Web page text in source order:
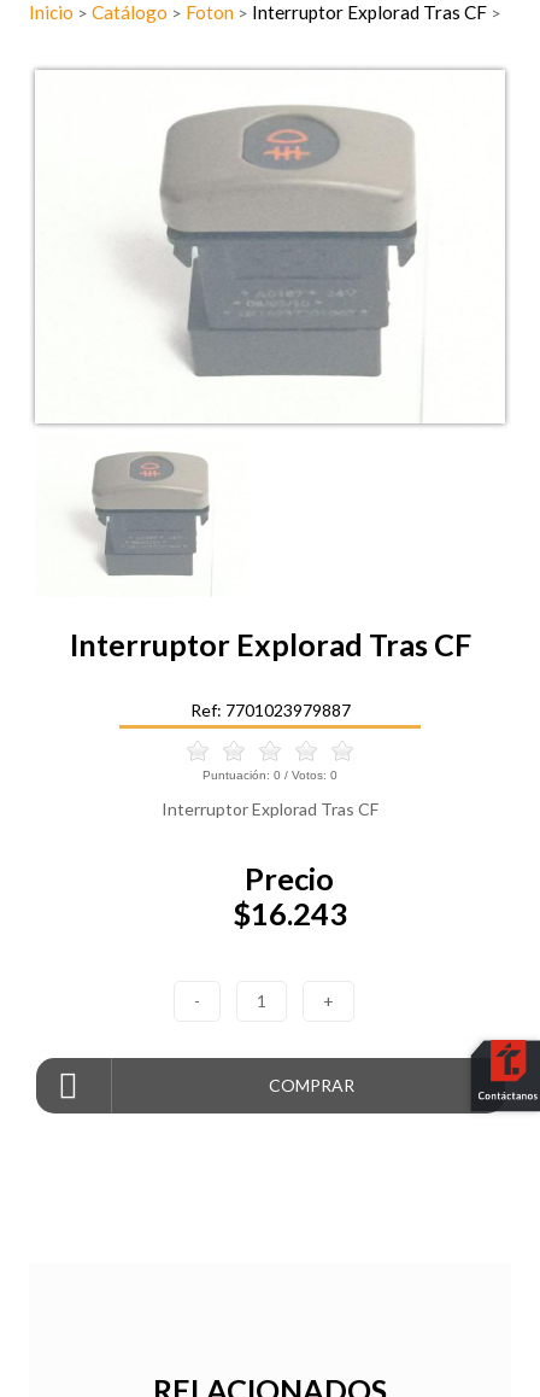
Inicio > Catálogo > Foton > Interruptor Explorad Tras CF >
Interruptor Explorad Tras CF
Ref: 7701023979887
Puntuación: 0 / Votos: 0
Interruptor Explorad Tras CF
Precio
$16.243
- 1 +
COMPRAR
RELACIONADOS